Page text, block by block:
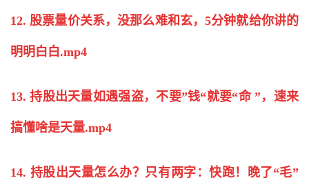
12. 股票量价关系，没那么难和玄，5分钟就给你讲的
明明白白.mp4
13. 持股出天量如遇强盗，不要”钱“就要“命 ”，速来
搞懂啥是天量.mp4
14. 持股出天量怎么办？只有两字：快跑！晚了“毛”